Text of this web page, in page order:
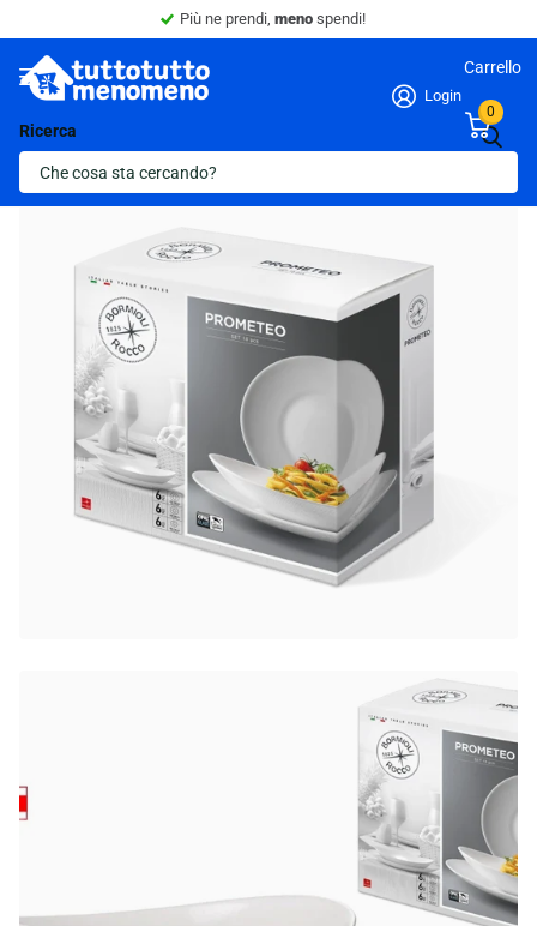
Più ne prendi, meno spendi!
Ricerca
Login
Carrello
0